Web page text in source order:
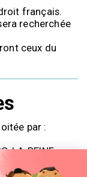
français.
recherchée
ceux du
par :
LA-REINE -